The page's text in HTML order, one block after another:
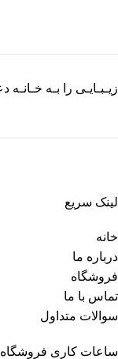
زیـبـایـی را بـه خـانـه
لینک سریع
خانه
درباره ما
فروشگاه
تماس با ما
سوالات متداول
ساعات کاری